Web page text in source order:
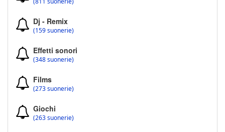
Dj - Remix
(159 suonerie)
Effetti sonori
(348 suonerie)
Films
(273 suonerie)
Giochi
(263 suonerie)